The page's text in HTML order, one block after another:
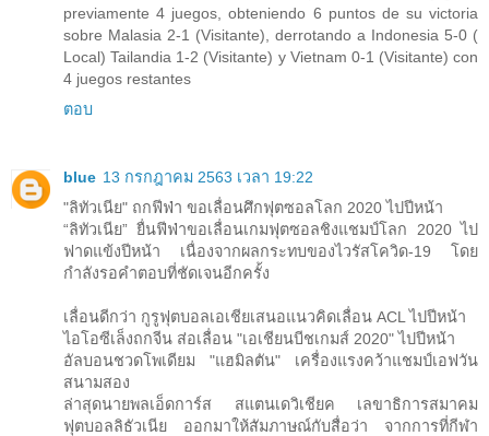
previamente 4 juegos, obteniendo 6 puntos de su victoria
sobre Malasia 2-1 (Visitante), derrotando a Indonesia 5-0 (
Local) Tailandia 1-2 (Visitante) y Vietnam 0-1 (Visitante) con
4 juegos restantes
ตอบ
blue 13 กรกฎาคม 2563 เวลา 19:22
"ลิทัวเนีย" ถกฟีฟ่า ขอเลื่อนศึกฟุตซอลโลก 2020 ไปปีหน้า
“ลิทัวเนีย” ยื่นฟีฟ่าขอเลื่อนเกมฟุตซอลชิงแชมป์โลก 2020 ไป
ฟาดแข้งปีหน้า เนื่องจากผลกระทบของไวรัสโควิด-19 โดย
กำลังรอคำตอบที่ชัดเจนอีกครั้ง
เลื่อนดีกว่า กูรูฟุตบอลเอเชียเสนอแนวคิดเลื่อน ACL ไปปีหน้า
ไอโอซีเล็งถกจีน ส่อเลื่อน "เอเชียนบีชเกมส์ 2020" ไปปีหน้า
อัลบอนชวดโพเดียม "แฮมิลตัน" เครื่องแรงคว้าแชมป์เอฟวัน
สนามสอง
ล่าสุดนายพลเอ็ดการ์ส สแตนเดวิเชียค เลขาธิการสมาคม
ฟุตบอลลิธัวเนีย ออกมาให้สัมภาษณ์กับสื่อว่า จากการที่กีฬา